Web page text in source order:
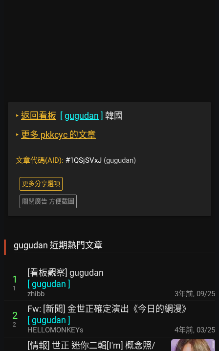
‣ 返回看板 [gugudan ] 韓國
‣ 更多 pkkcyc 的文章
文章代碼(AID): #1QSjSVxJ (gugudan)
更多分享選項
關閉廣告 方便截圖
gugudan 近期熱門文章
1
1
[看板觀察] gugudan
[gugudan ]
zhibb 3年前, 09/25
2
2
Fw: [新聞] 金世正確定演出《今日的網漫》
[gugudan ]
HELLOMONKEYs 4年前, 03/25
[情報] 世正 迷你二輯[I'm] 概念照/